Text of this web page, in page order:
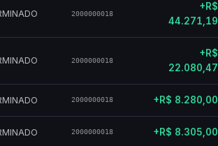
2000000018
+R$
44.271,19
2000000018
+R$
22.080,47
2000000018 +R$ 8.280,00
2000000018 +R$ 8.305,00